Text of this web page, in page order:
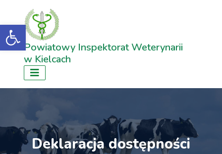
Open toolbar
Powiatowy Inspektorat Weterynarii
w Kielcach
Deklaracja dostępności